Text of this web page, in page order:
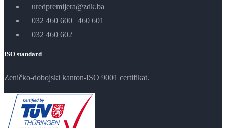
uredpremijera@zdk.ba
032 460 600 | 460 601
032 460 602
ISO standard
Zeničko-dobojski kanton-ISO 9001 certifikat.